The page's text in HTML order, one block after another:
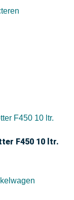
F450 10 ltr.